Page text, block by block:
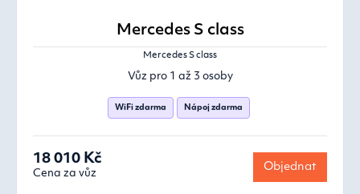
Mercedes S class
Mercedes S class
Vůz pro 1 až 3 osoby
WiFi zdarma Nápoj zdarma
18 010 Kč
Cena za vůz
Objednat